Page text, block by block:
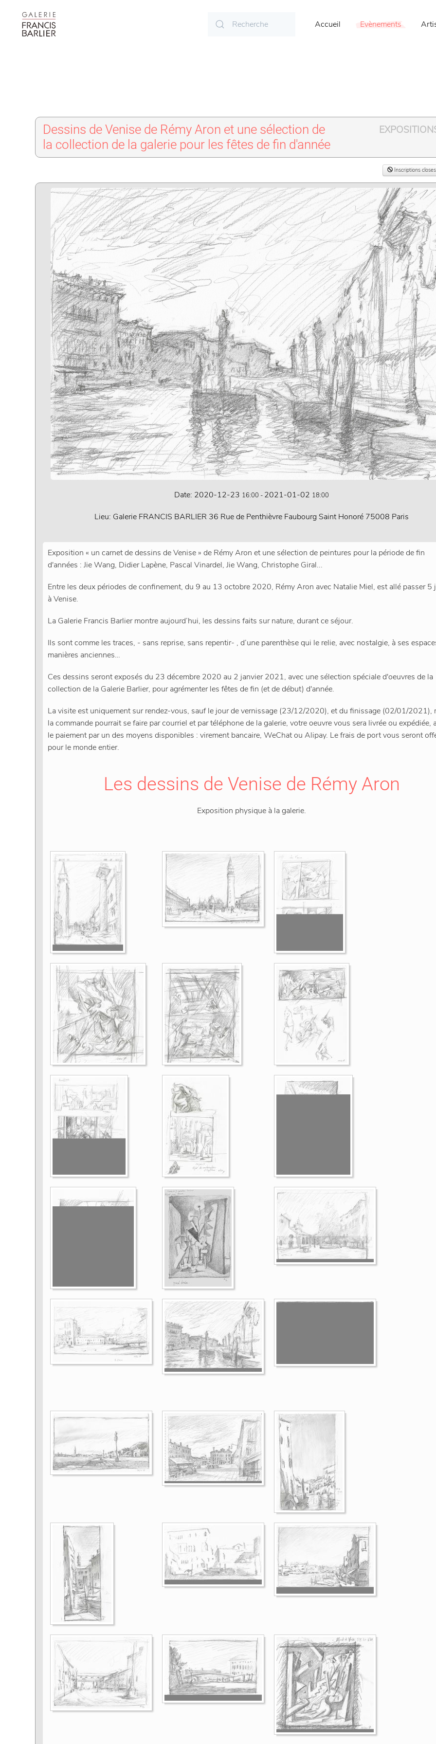
Accueil Evènements
Dessins de Venise de Rémy Aron et une sélection de
la collection de la galerie pour les fêtes de fin d'année
Inscriptions closes
Date: 2020-12-23 16:00 - 2021-01-02 18:00
Lieu: Galerie FRANCIS BARLIER 36 Rue de Penthièvre Faubourg Saint Honoré 75008 Paris
Exposition « un carnet de dessins de Venise » de Rémy Aron et une sélection de peintures pour la période de fin
d'années : Jie Wang, Didier Lapène, Pascal Vinardel, Jie Wang, Christophe Giral...
Entre les deux périodes de confinement, du 9 au 13 octobre 2020, Rémy Aron avec Natalie Miel, est allé passer 5
à Venise.
La Galerie Francis Barlier montre aujourd’hui, les dessins faits sur nature, durant ce séjour.
Ils sont comme les traces, - sans reprise, sans repentir- , d’une parenthèse qui le relie, avec nostalgie, à ses
manières anciennes…
Ces dessins seront exposés du 23 décembre 2020 au 2 janvier 2021, avec une sélection spéciale d'oeuvres de la
collection de la Galerie Barlier, pour agrémenter les fêtes de fin (et de début) d'année.
La visite est uniquement sur rendez-vous, sauf le jour de vernissage (23/12/2020), et du finissage (02/01/2021),
la commande pourrait se faire par courriel et par téléphone de la galerie, votre oeuvre vous sera livrée ou expédiée,
le paiement par un des moyens disponibles : virement bancaire, WeChat ou Alipay. Le frais de port vous seront
pour le monde entier.
Les dessins de Venise de Rémy Aron
Exposition physique à la galerie.